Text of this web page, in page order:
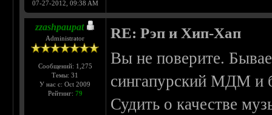
07-27-2012, 09:38 AM
zzashpaupat
Administrator
Сообщений: 1,275
Темы: 31
У нас с: Oct 2009
Рейтинг: 79
RE: Рэп и Хип-Хап
Вы не поверите.
сингапурский МДМ и
Судить о качестве